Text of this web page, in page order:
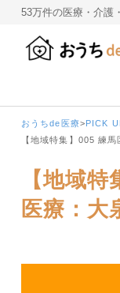
53万件の医療・介護
おうちde医療>PICK
【地域特集】005 練
【地域
医療：大